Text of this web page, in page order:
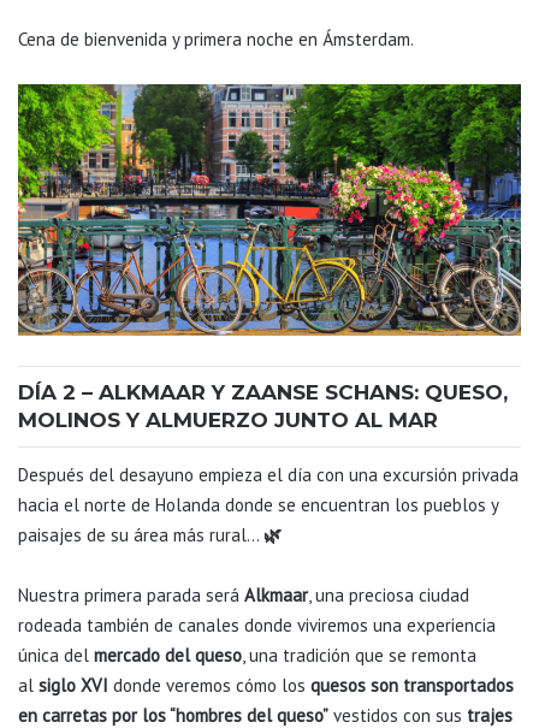
Cena de bienvenida y primera noche en Ámsterdam.
DÍA 2 – ALKMAAR Y ZAANSE SCHANS: QUESO,
MOLINOS Y ALMUERZO JUNTO AL MAR
Después del desayuno empieza el día con una excursión privada
hacia el norte de Holanda donde se encuentran los pueblos y
paisajes de su área más rural… 🌿
Nuestra primera parada será Alkmaar, una preciosa ciudad
rodeada también de canales donde viviremos una experiencia
única del mercado del queso , una tradición que se remonta
al siglo XVI donde veremos cómo los quesos son transportados
en carretas por los “hombres del queso” vestidos con sus trajes